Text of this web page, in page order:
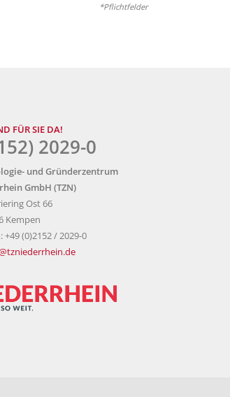
*Pflichtfelder
FÜR SIE DA!
2029-0
und Gründerzentrum
GmbH (TZN)
Ost 66
Kempen
+49 (0)2152 / 2029-0